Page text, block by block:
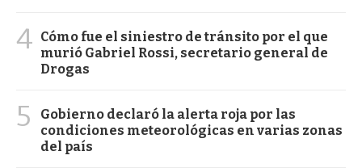
4 Cómo fue el siniestro de tránsito por el que
murió Gabriel Rossi, secretario general de
Drogas
5
Gobierno declaró la alerta roja por las
condiciones meteorológicas en varias zonas
del país